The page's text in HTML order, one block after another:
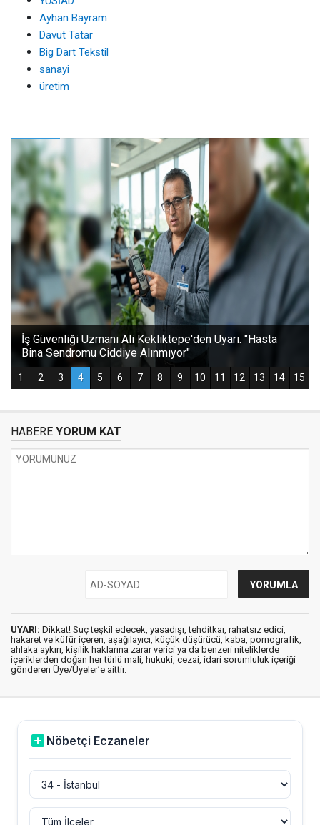
Ayhan Bayram
Davut Tatar
Big Dart Tekstil
sanayi
üretim
HABERE YORUM KAT
UYARI: Dikkat! Suç teşkil edecek, yasadışı, tehditkar, rahatsız edici,
hakaret ve küfür içeren, aşağılayıcı, küçük düşürücü, kaba, pornografik,
ahlaka aykırı, kişilik haklarına zarar verici ya da benzeri niteliklerde
içeriklerden doğan her türlü mali, hukuki, cezai, idari sorumluluk içeriği
gönderen Üye/Üyeler’e aittir.